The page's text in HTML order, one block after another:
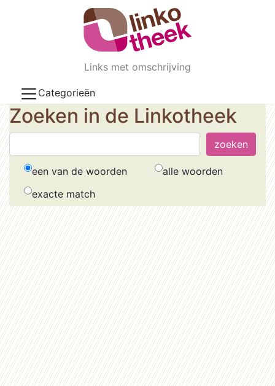
Skip to main content
Links met omschrijving
Categorieën
Zoeken in de Linkotheek
een van de woorden
alle woorden
exacte match